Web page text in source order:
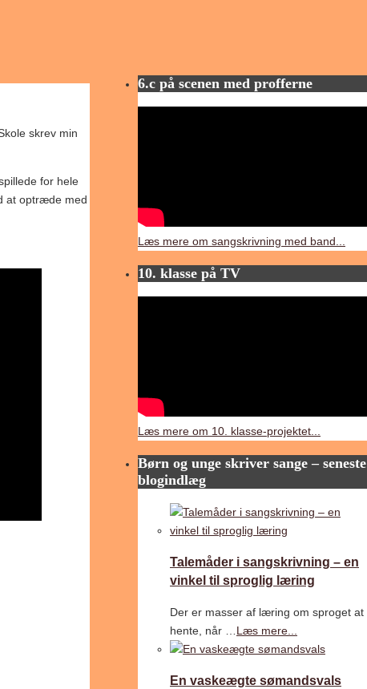
skrev min
for hele
at optræde med
6.c på scenen med profferne
Læs mere om sangskrivning med band...
10. klasse på TV
Læs mere om 10. klasse-projektet...
Børn og unge skriver sange – seneste
blogindlæg
Talemåder i sangskrivning – en
vinkel til sproglig læring
Der er masser af læring om sproget at
hente, når … Læs mere...
En vaskeægte sømandsvals